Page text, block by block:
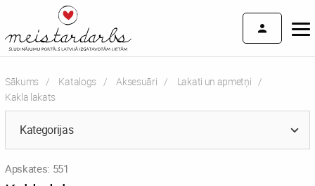
Sākums Katalogs Aksesuāri
Lakati un apmetņi
Current:
Kakla lakats
Kategorijas
Apskates: 551